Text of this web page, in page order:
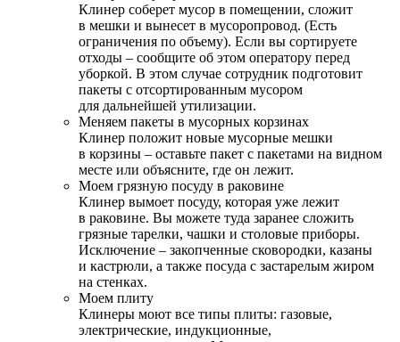
Клинер соберет мусор в помещении, сложит
в мешки и вынесет в мусоропровод. (Есть
ограничения по объему). Если вы сортируете
отходы – сообщите об этом оператору перед
уборкой. В этом случае сотрудник подготовит
пакеты с отсортированным мусором
для дальнейшей утилизации.
Меняем пакеты в мусорных корзинах
Клинер положит новые мусорные мешки
в корзины – оставьте пакет с пакетами на видном
месте или объясните, где он лежит.
Моем грязную посуду в раковине
Клинер вымоет посуду, которая уже лежит
в раковине. Вы можете туда заранее сложить
грязные тарелки, чашки и столовые приборы.
Исключение – закопченные сковородки, казаны
и кастрюли, а также посуда с застарелым жиром
на стенках.
Моем плиту
Клинеры моют все типы плиты: газовые,
электрические, индукционные,